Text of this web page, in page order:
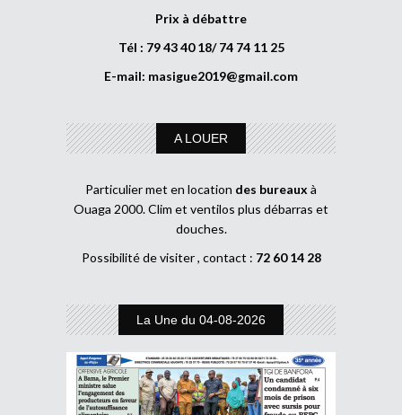
Prix à débattre
Tél : 79 43 40 18/ 74 74 11 25
E-mail: masigue2019@gmail.com
A LOUER
Particulier met en location des bureaux à
Ouaga 2000. Clim et ventilos plus débarras et
douches.
Possibilité de visiter , contact : 72 60 14 28
La Une du 04-08-2026